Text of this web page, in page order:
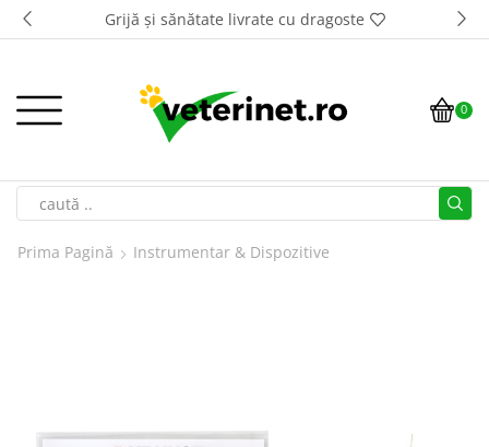
Grijă și sănătate livrate cu dragoste
0
Prima Pagină Instrumentar & Dispozitive